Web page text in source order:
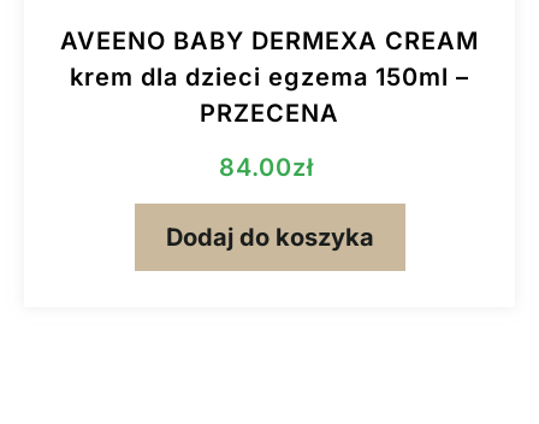
AVEENO BABY DERMEXA CREAM
krem dla dzieci egzema 150ml –
PRZECENA
84.00zł
Dodaj do koszyka